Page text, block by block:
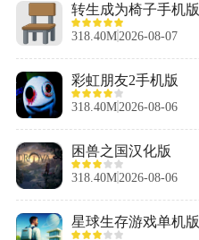
转生成为椅子手机版
318.40M 2026-08-07
彩虹朋友2手机版
318.40M 2026-08-06
困兽之国汉化版
318.40M 2026-08-06
星球生存游戏单机版